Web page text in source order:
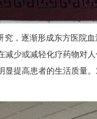
，逐渐形成东方医院
少或减轻化疗药物对
提高患者的生活质量